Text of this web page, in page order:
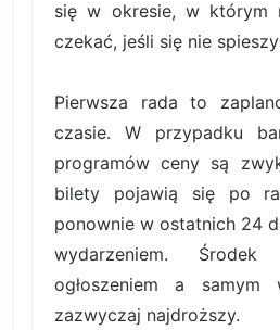
się w okresie, w którym
czekać, jeśli się nie
Pierwsza rada to
czasie. W przypadku
programów ceny są
bilety pojawią się po
ponownie w ostatnich 24
wydarzeniem.
ogłoszeniem a samym
zazwyczaj najdroższy.